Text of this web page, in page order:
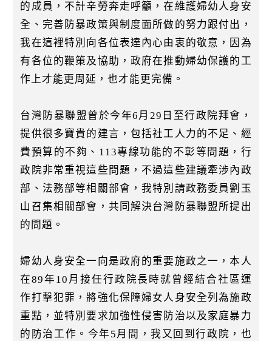
的成員，不計辛勞奔走呼籲，在維護婦幼人身安
全、完善防暴政策與制度面所做的努力跟付出，
我在這裡特別向各位表達內心由衷的敬意，因為
有各位的鞭策及協助，政府在推動婦幼保護的工
作上才能更周延，也才能更完備。
台灣防暴聯盟曾於今年6月29日至行政院拜會，
提供很多寶貴的建言，包括社工人力的不足、經
費預算的不夠、113專線功能的不彰等問題，行
政院非常重視這些問題，不過這些建議牽涉內政
部、法務部等相關部會，我特別請政務委員劉玉
山召集相關部會，共同解決台灣防暴聯盟所提出
的問題。
婦幼人身安全一向是政府的重要施政之一，本人
在89年10月接任行政院長時就曾經結合社區運
作打擊犯罪，將強化保障婦女人身安全列為施政
重點，並特別要求加強性侵害防治以及家庭暴力
的防治工作。今年5月間，我又回到行政院，也